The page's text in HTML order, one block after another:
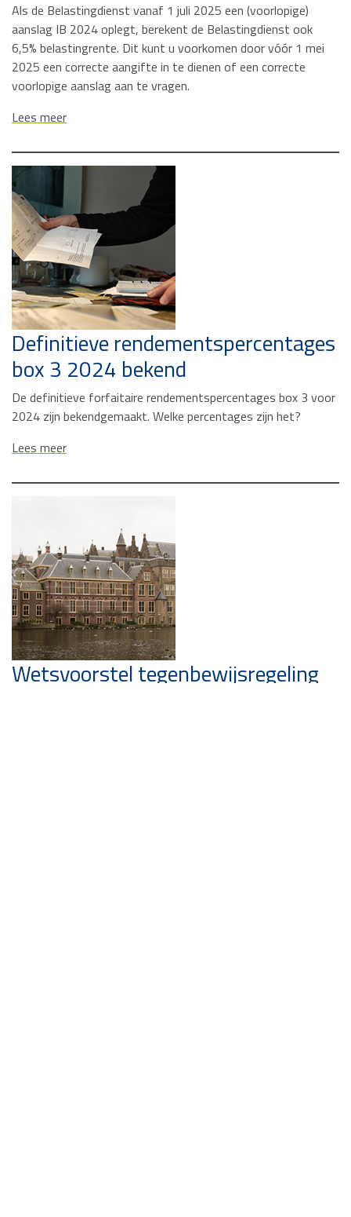
Als de Belastingdienst vanaf 1 juli 2025 een (voorlopige)
aanslag IB 2024 oplegt, berekent de Belastingdienst ook
6,5% belastingrente. Dit kunt u voorkomen door vóór 1 mei
2025 een correcte aangifte in te dienen of een correcte
voorlopige aanslag aan te vragen.
Lees meer
Definitieve rendementspercentages
box 3 2024 bekend
De definitieve forfaitaire rendementspercentages box 3 voor
2024 zijn bekendgemaakt. Welke percentages zijn het?
Lees meer
Wetsvoorstel tegenbewijsregeling